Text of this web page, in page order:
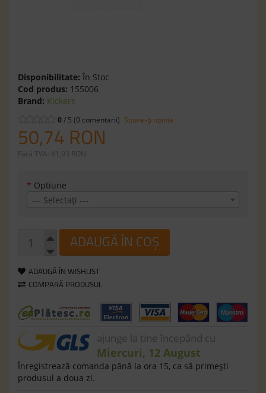
Disponibilitate: În Stoc
Cod produs: 155006
Brand: Kickers
0/ 5 (0 comentarii) Spune-ţi opinia
50,74 RON
Fără TVA: 41,93 RON
* Optiune
--- Selectaţi ---
ADAUGĂ ÎN COȘ
ADAUGĂ ÎN WISHLIST
COMPARĂ PRODUSUL
ajunge la tine începând cu
Miercuri, 12 August
Înregistrează comanda până la ora 15, ca să primeşti
produsul a doua zi.